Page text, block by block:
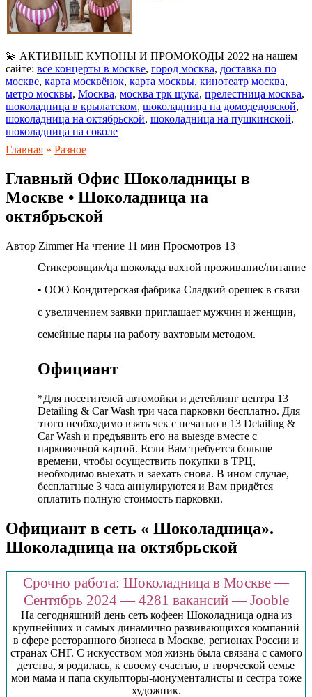
💫 АКТИВНЫЕ КУПОНЫ И ПРОМОКОДЫ 2022 на нашем
сайте: все концерты в москве, город москва, доставка по
москве, карта москвёнок, карта москвы, кинотеатр москва,
метро москвы, Москва, москва трк щука, прелестница москва,
шоколадница в крылатском, шоколадница на домодедовской,
шоколадница на октябрьской, шоколадница на пушкинской,
шоколадница на соколе
Главная » Разное
Главный Офис Шоколадницы в
Москве • Шоколадница на
октябрьской
Автор Zimmer На чтение 11 мин Просмотров 13
Стикеровщик/ца шоколада вахтой проживание/питание
• ООО Кондитерская фабрика Сладкий орешек в связи
с увеличением заявки приглашает мужчин и женщин,
семейные пары на работу вахтовым методом.
Официант
*Для посетителей автомойки и детейлинг центра 13
Detailing & Car Wash три часа парковки бесплатно. Для
этого необходимо взять чек с печатью в 13 Detailing &
Car Wash и предъявить его на выезде вместе с
парковочной картой. Если Вам требуется больше
времени, чтобы осуществить покупки в ТРЦ,
необходимо выехать и заехать снова. В ином случае,
бесплатные 3 часа аннулируются и Вам придётся
оплатить полную стоимость парковки.
Официант в сеть « Шоколадница».
Шоколадница на октябрьской
Срочно работа: Шоколадница в Москве —
Сентябрь 2024 — 4281 вакансий — Jooble
На сегодняшний день сеть кофеен Шоколадница одна из
крупнейших и самых динамично развивающихся компаний
в сфере ресторанного бизнеса в Москве, регионах России и
странах СНГ. С искусством моя жизнь была связана с самого
детства, я родилась, к своему счастью, в творческой семье
мои мама и папа скульпторы-монументалисты и сестра тоже
художник.